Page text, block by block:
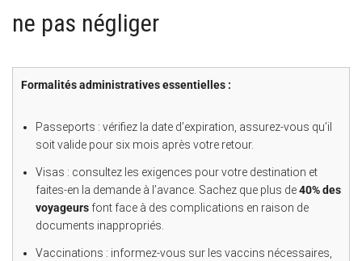
ne pas négliger
Formalités administratives essentielles :
Passeports : vérifiez la date d’expiration, assurez-vous qu’il
soit valide pour six mois après votre retour.
Visas : consultez les exigences pour votre destination et
faites-en la demande à l’avance. Sachez que plus de40% des
voyageurs font face à des complications en raison de
documents inappropriés.
Vaccinations : informez-vous sur les vaccins nécessaires,